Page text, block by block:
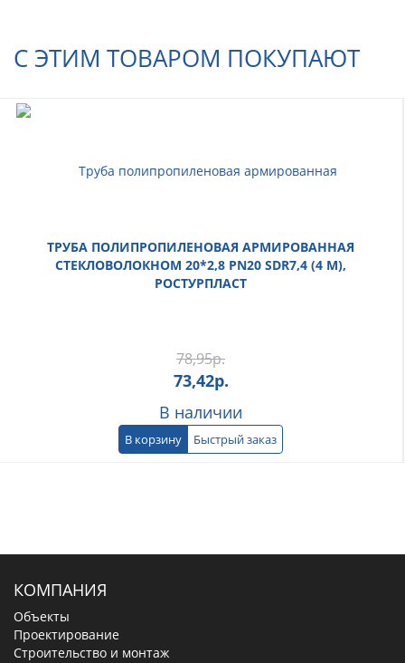
С ЭТИМ ТОВАРОМ ПОКУПАЮТ
ТРУБА ПОЛИПРОПИЛЕНОВАЯ АРМИРОВАННАЯ
СТЕКЛОВОЛОКНОМ 20*2,8 PN20 SDR7,4 (4 М),
РОСТУРПЛАСТ
78,95р.
73,42р.
В наличии
В корзину Быстрый заказ
КОМПАНИЯ
Объекты
Проектирование
Строительство и монтаж